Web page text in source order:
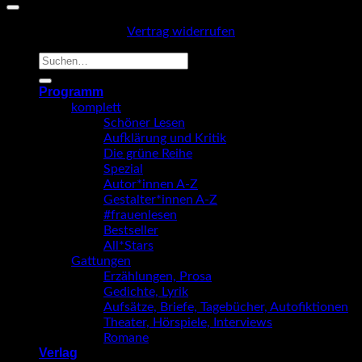
Vertrag widerrufen
Suche
Programm
komplett
Schöner Lesen
Aufklärung und Kritik
Die grüne Reihe
Spezial
Autor*innen A-Z
Gestalter*innen A-Z
#frauenlesen
Bestseller
All*Stars
Gattungen
Erzählungen, Prosa
Gedichte, Lyrik
Aufsätze, Briefe, Tagebücher, Autofiktionen
Theater, Hörspiele, Interviews
Romane
Verlag